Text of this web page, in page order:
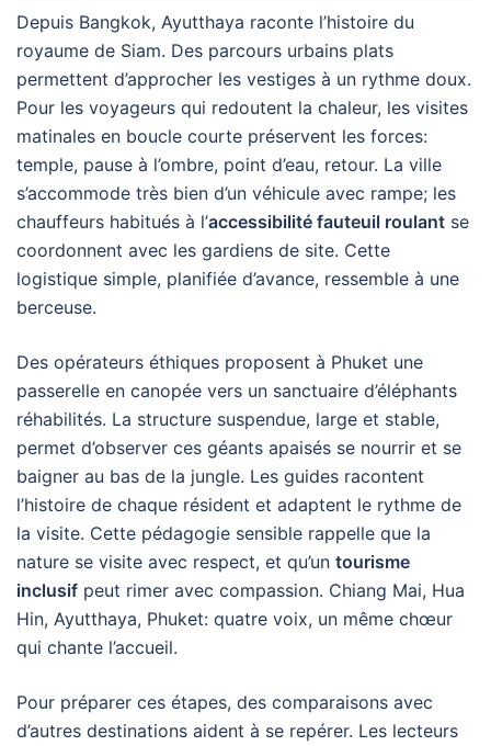
Depuis Bangkok, Ayutthaya raconte l’histoire du
royaume de Siam. Des parcours urbains plats
permettent d’approcher les vestiges à un rythme doux.
Pour les voyageurs qui redoutent la chaleur, les visites
matinales en boucle courte préservent les forces:
temple, pause à l’ombre, point d’eau, retour. La ville
s’accommode très bien d’un véhicule avec rampe; les
chauffeurs habitués à l’accessibilité fauteuil roulant se
coordonnent avec les gardiens de site. Cette
logistique simple, planifiée d’avance, ressemble à une
berceuse.
Des opérateurs éthiques proposent à Phuket une
passerelle en canopée vers un sanctuaire d’éléphants
réhabilités. La structure suspendue, large et stable,
permet d’observer ces géants apaisés se nourrir et se
baigner au bas de la jungle. Les guides racontent
l’histoire de chaque résident et adaptent le rythme de
la visite. Cette pédagogie sensible rappelle que la
nature se visite avec respect, et qu’un tourisme
inclusif peut rimer avec compassion. Chiang Mai, Hua
Hin, Ayutthaya, Phuket: quatre voix, un même chœur
qui chante l’accueil.
Pour préparer ces étapes, des comparaisons avec
d’autres destinations aident à se repérer. Les lecteurs